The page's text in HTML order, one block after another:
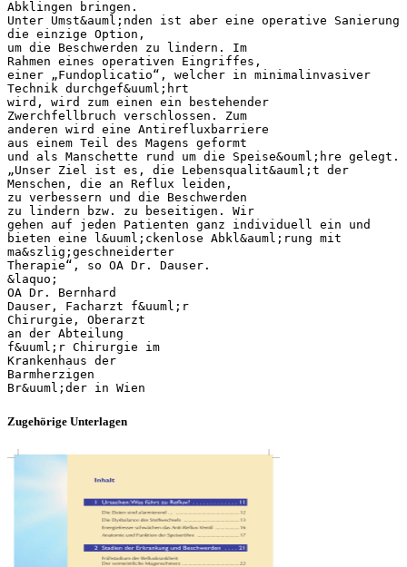
Abklingen bringen.
Unter Umst&auml;nden ist aber eine operative Sanierung
die einzige Option,
um die Beschwerden zu lindern. Im
Rahmen eines operativen Eingriffes,
einer „Fundoplicatio“, welcher in minimalinvasiver
Technik durchgef&uuml;hrt
wird, wird zum einen ein bestehender
Zwerchfellbruch verschlossen. Zum
anderen wird eine Antirefluxbarriere
aus einem Teil des Magens geformt
und als Manschette rund um die Speise&ouml;hre gelegt.
„Unser Ziel ist es, die Lebensqualit&auml;t der
Menschen, die an Reflux leiden,
zu verbessern und die Beschwerden
zu lindern bzw. zu beseitigen. Wir
gehen auf jeden Patienten ganz individuell ein und
bieten eine l&uuml;ckenlose Abkl&auml;rung mit
ma&szlig;geschneiderter
Therapie“, so OA Dr. Dauser.
&laquo;
OA Dr. Bernhard
Dauser, Facharzt f&uuml;r
Chirurgie, Oberarzt
an der Abteilung
f&uuml;r Chirurgie im
Krankenhaus der
Barmherzigen
Zugehörige Unterlagen